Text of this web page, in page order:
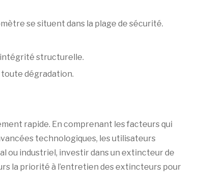
se situent dans la plage de sécurité.
structurelle.
dégradation.
rapide. En comprenant les facteurs qui
technologiques, les utilisateurs
ou industriel, investir dans un extincteur de
la priorité à l’entretien des extincteurs pour